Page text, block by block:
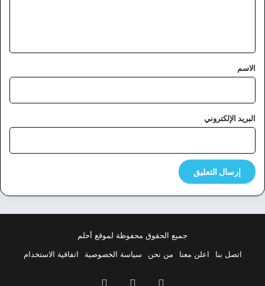
*
الاسم
البريد الإلكتروني
جميع الحقوق محفوظة لموقع أحلم
اتصل بنا
اعلن معنا من نحن سياسة الخصوصية اتفاقية الاستخدام
فيسبوك